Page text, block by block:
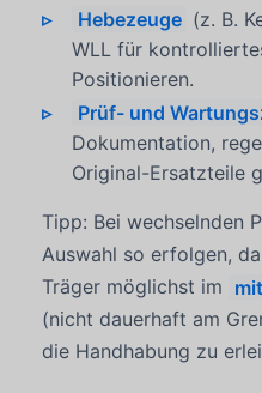
Hebezeuge (z. B.
WLL für
Positionieren.
Prüf- und
Dokumentation,
Original-Ersatzteile
Tipp: Bei wechselnden
Auswahl so erfolgen,
Träger möglichst im
(nicht dauerhaft am
die Handhabung zu